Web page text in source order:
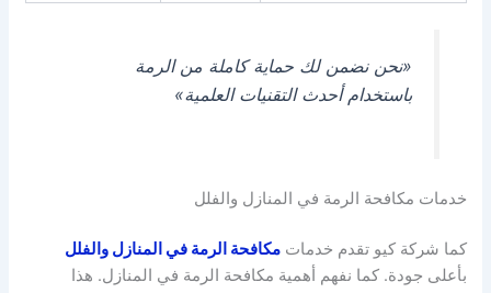
«نحن نضمن لك حماية كاملة من الرمة
باستخدام أحدث التقنيات العلمية»
خدمات مكافحة الرمة في المنازل والفلل
كما شركة كيو تقدم خدماتمكافحة الرمة في المنازل والفلل
بأعلى جودة. كما نفهم أهمية مكافحة الرمة في المنازل. هذا